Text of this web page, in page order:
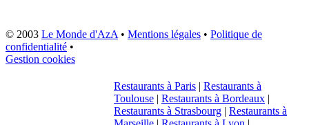
© 2003 Le Monde d'AzA• Mentions légales • Politique de
confidentialité •
Gestion cookies
Restaurants à Paris | Restaurants à
Toulouse | Restaurants à Bordeaux |
Restaurants à Strasbourg | Restaurants à